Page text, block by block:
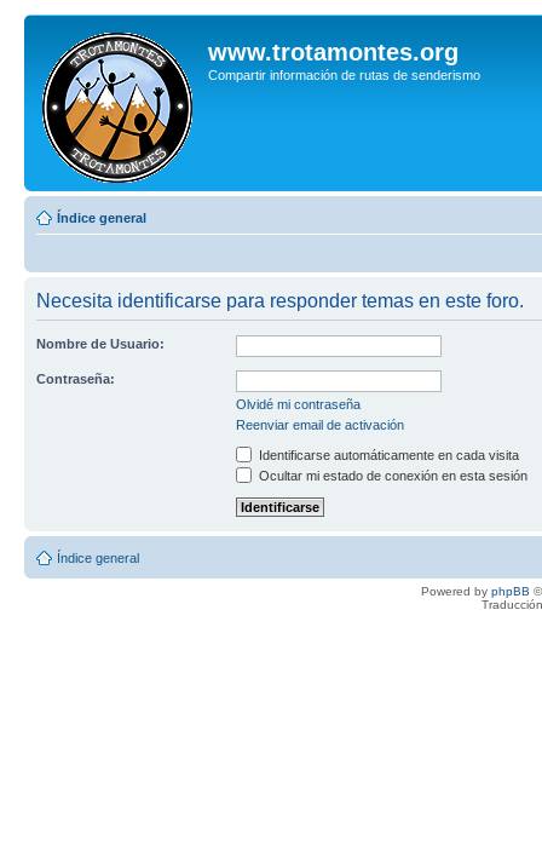
www.trotamontes.org
Compartir información de rutas de senderismo
Índice general
Necesita identificarse para responder temas en este foro.
Nombre de Usuario:
Contraseña:
Olvidé mi contraseña
Reenviar email de activación
Identificarse automáticamente en cada visita
Ocultar mi estado de conexión en esta sesión
Índice general
Powered by phpBB